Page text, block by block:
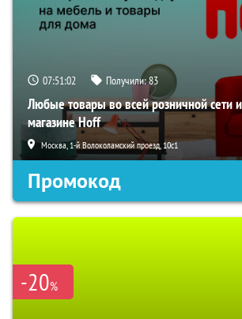
07:51:01 Получили:83
Любые товары во всей розничной сети
магазине Hoff
Москва, 1-й Волоколамский проезд, 10с1
Промокод
-20%